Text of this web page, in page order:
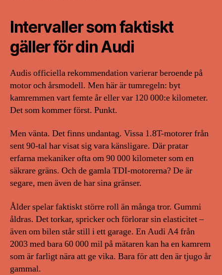
Intervaller som faktiskt
gäller för din Audi
Audis officiella rekommendation varierar beroende på
motor och årsmodell. Men här är tumregeln: byt
kamremmen vart femte år eller var 120 000:e kilometer.
Det som kommer först. Punkt.
Men vänta. Det finns undantag. Vissa 1.8T-motorer från
sent 90-tal har visat sig vara känsligare. Där pratar
erfarna mekaniker ofta om 90 000 kilometer som en
säkrare gräns. Och de gamla TDI-motorerna? De är
segare, men även de har sina gränser.
Ålder spelar faktiskt större roll än många tror. Gummi
åldras. Det torkar, spricker och förlorar sin elasticitet –
även om bilen står still i ett garage. En Audi A4 från
2003 med bara 60 000 mil på mätaren kan ha en kamrem
som är farligt nära att ge vika. Bara för att den är tjugo år
gammal.